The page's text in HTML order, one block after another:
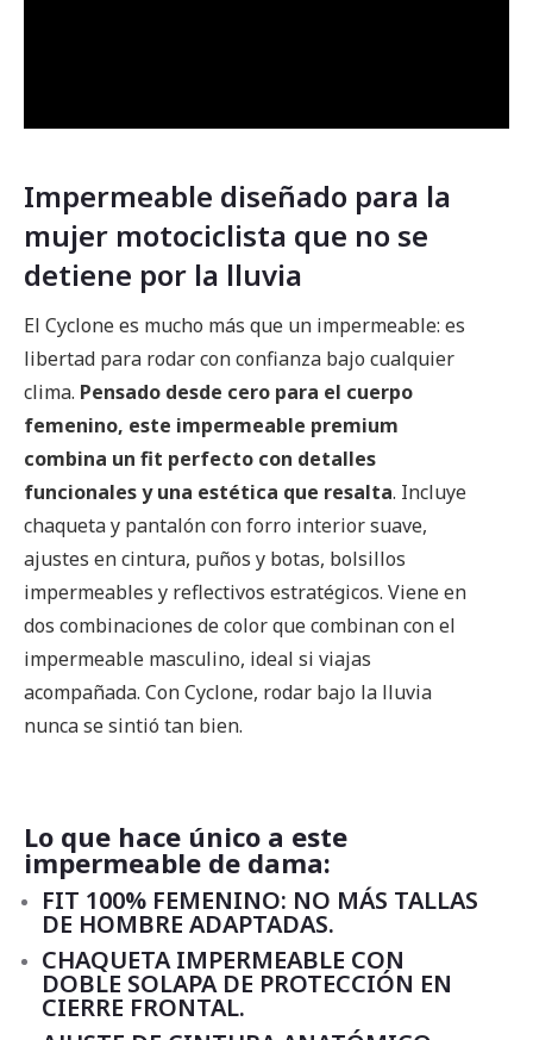
Impermeable diseñado para la
mujer motociclista que no se
detiene por la lluvia
El Cyclone es mucho más que un impermeable: es
libertad para rodar con confianza bajo cualquier
clima. Pensado desde cero para el cuerpo
femenino, este impermeable premium
combina un fit perfecto con detalles
funcionales y una estética que resalta. Incluye
chaqueta y pantalón con forro interior suave,
ajustes en cintura, puños y botas, bolsillos
impermeables y reflectivos estratégicos. Viene en
dos combinaciones de color que combinan con el
impermeable masculino, ideal si viajas
acompañada. Con Cyclone, rodar bajo la lluvia
nunca se sintió tan bien.
Lo que hace único a este
impermeable de dama:
FIT 100% FEMENINO: NO MÁS TALLAS
DE HOMBRE ADAPTADAS.
CHAQUETA IMPERMEABLE CON
DOBLE SOLAPA DE PROTECCIÓN EN
CIERRE FRONTAL.